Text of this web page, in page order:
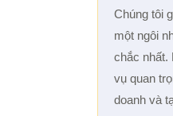
Chúng tôi
một ngôi
chắc nhất.
vụ quan
doanh và